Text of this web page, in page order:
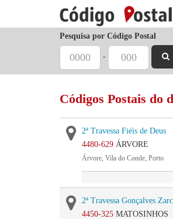
Pesquisa por Código Postal
-
Códigos Postais do
2ª Travessa Fiéis de Deus
4480-629 ÁRVORE
Árvore, Vila do Conde, Porto
2ª Travessa Gonçalves
4450-325 MATOSINHOS